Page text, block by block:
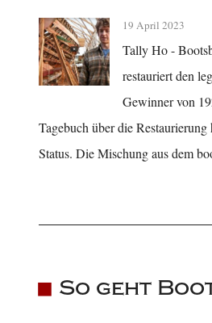
19 April 2023
Tally Ho -
restauriert den
Gewinner von
Tagebuch über die
Status. Die Mischung aus dem
So geht